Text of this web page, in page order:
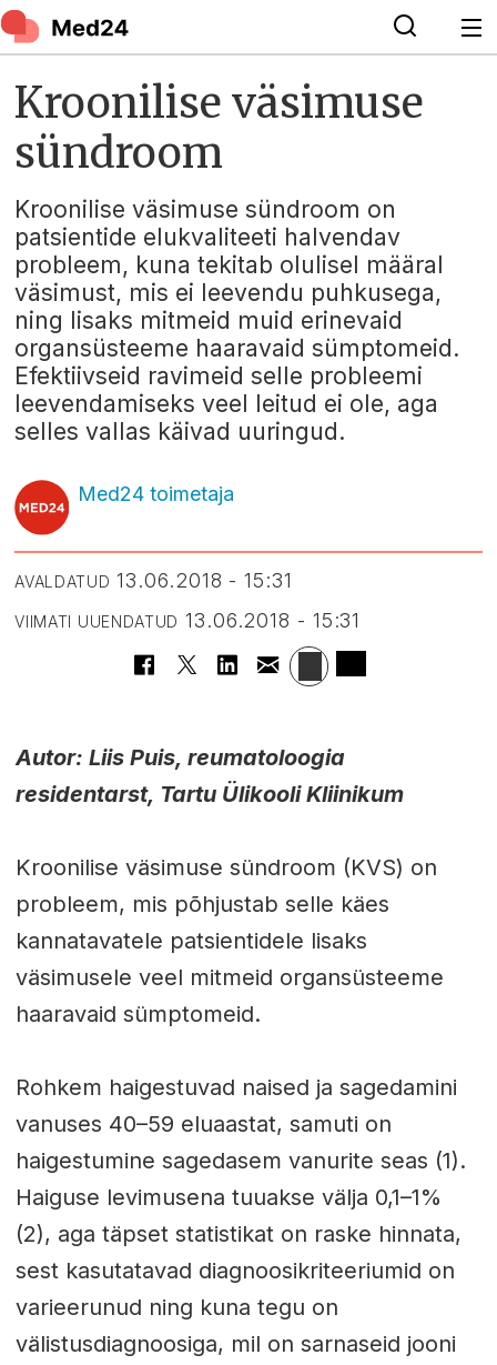
Kroonilise väsimuse
sündroom
Kroonilise väsimuse sündroom on
patsientide elukvaliteeti halvendav
probleem, kuna tekitab olulisel määral
väsimust, mis ei leevendu puhkusega,
ning lisaks mitmeid muid erinevaid
organsüsteeme haaravaid sümptomeid.
Efektiivseid ravimeid selle probleemi
leevendamiseks veel leitud ei ole, aga
selles vallas käivad uuringud.
Med24 toimetaja
AVALDATUD 13.06.2018 - 15:31
VIIMATI UUENDATUD 13.06.2018 - 15:31
Autor: Liis Puis, reumatoloogia
residentarst, Tartu Ülikooli Kliinikum
Kroonilise väsimuse sündroom (KVS) on
probleem, mis põhjustab selle käes
kannatavatele patsientidele lisaks
väsimusele veel mitmeid organsüsteeme
haaravaid sümptomeid.
Rohkem haigestuvad naised ja sagedamini
vanuses 40–59 eluaastat, samuti on
haigestumine sagedasem vanurite seas (1).
Haiguse levimusena tuuakse välja 0,1–1%
(2), aga täpset statistikat on raske hinnata,
sest kasutatavad diagnoosikriteeriumid on
varieerunud ning kuna tegu on
välistusdiagnoosiga, mil on sarnaseid jooni